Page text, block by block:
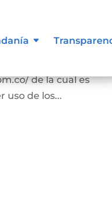
el uso de contenidos
de la cual es
uso de los...